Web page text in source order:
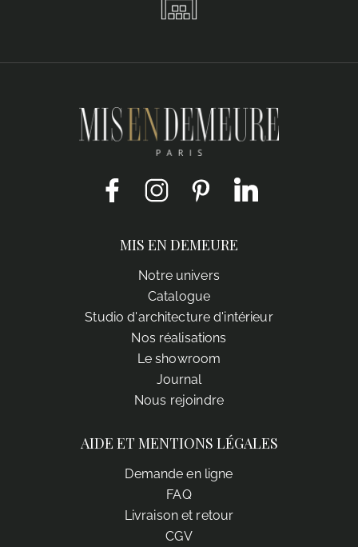
Facebook Instagram Pinterest
MIS EN DEMEURE
Notre univers
Catalogue
Studio d'architecture d'intérieur
Nos réalisations
Le showroom
Journal
Nous rejoindre
AIDE ET MENTIONS LÉGALES
Demande en ligne
FAQ
Livraison et retour
CGV